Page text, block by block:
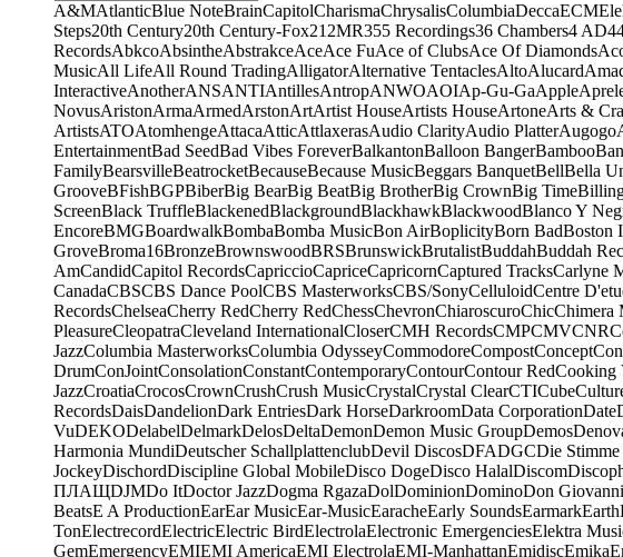
A&MAtlanticBlue NoteBrainCapitolCharismaChrysalisColumbiaDeccaECM
Steps20th Century20th Century-Fox21 2MR355 Recordings36 Chambers4 AD
RecordsAbkcoAbsintheAbstrakceAceAce FuAce of ClubsAce Of Diamonds
MusicAll LifeAll Round TradingAlligatorAlternative TentaclesAltoAlucard
InteractiveAnotherANSANTIAntillesAntropANWOAOIAp-Gu-GaApple
NovusAristonArmaArmedArstonArtArtist HouseArtists HouseArtoneArts &
ArtistsATOAtomhengeAttacaAtticAttlaxerasAudio ClarityAudio PlatterAugogo
EntertainmentBad SeedBad Vibes ForeverBalkantonBalloon BangerBamboo
FamilyBearsvilleBeatrocketBecauseBecause MusicBeggars BanquetBellBella
GrooveBFishBGPBiberBig BearBig BeatBig BrotherBig CrownBig Time
ScreenBlack TruffleBlackenedBlackgroundBlackhawkBlackwoodBlanco Y
EncoreBMGBoardwalkBombaBomba MusicBon AirBoplicityBorn BadBoston
GroveBroma16BronzeBrownswoodBRSBrunswickBrutalistBuddahBuddah
AmCandidCapitol RecordsCapriccioCapriceCapricornCaptured TracksCarlyne
CanadaCBSCBS Dance PoolCBS MasterworksCBS/SonyCelluloidCentre
RecordsChelseaCherry RedCherry RedChessChevronChiaroscuroChicChimera
PleasureCleopatraCleveland InternationalCloserCMH RecordsCMPCMVCNR
JazzColumbia MasterworksColumbia OdysseyCommodoreCompostConcept
DrumConJointConsolationConstantContemporaryContourContour RedCooking
JazzCroatiaCrocosCrownCrushCrush MusicCrystalCrystal ClearCTICube
RecordsDaisDandelionDark EntriesDark HorseDarkroomData CorporationDate
VuDEKODelabelDelmarkDelosDeltaDemonDemon Music GroupDemos
Harmonia MundiDeutscher SchallplattenclubDevil DiscosDFADGCDie Stimme
JockeyDischordDiscipline Global MobileDisco DogeDisco HalalDiscom
ПЛАЩDJMDo ItDoctor JazzDogma RgazaDolDominionDominoDon Giovanni
BeatsE A ProductionEarEar MusicEar-MusicEaracheEarly SoundsEarmarkEarth
TonElectrecordElectricElectric BirdElectrolaElectronic EmergenciesElektra
GemEmergencyEMIEMI AmericaEMI ElectrolaEMI-ManhattanEmidiscEmika